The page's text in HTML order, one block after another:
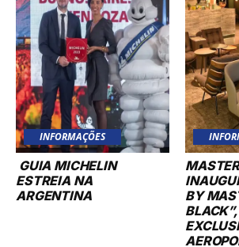
INFORMAÇÕES
GUIA MICHELIN
ESTREIA NA
ARGENTINA
BY